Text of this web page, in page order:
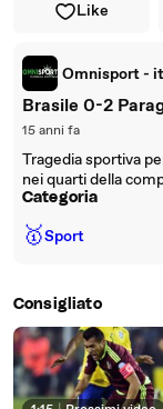
Like
Omnisport - it
Brasile 0-2
15 anni fa
Tragedia sportiva
nei quarti della
Categoria
🥇Sport
Consigliato